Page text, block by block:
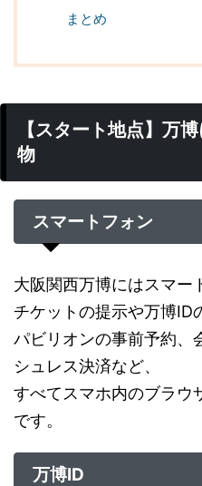
まとめ
【スタート地点】万
物
スマートフォン
大阪関西万博にはスマー
チケットの提示や万博ID
パビリオンの事前予約、
シュレス決済など、
すべてスマホ内のブラウ
です。
万博ID